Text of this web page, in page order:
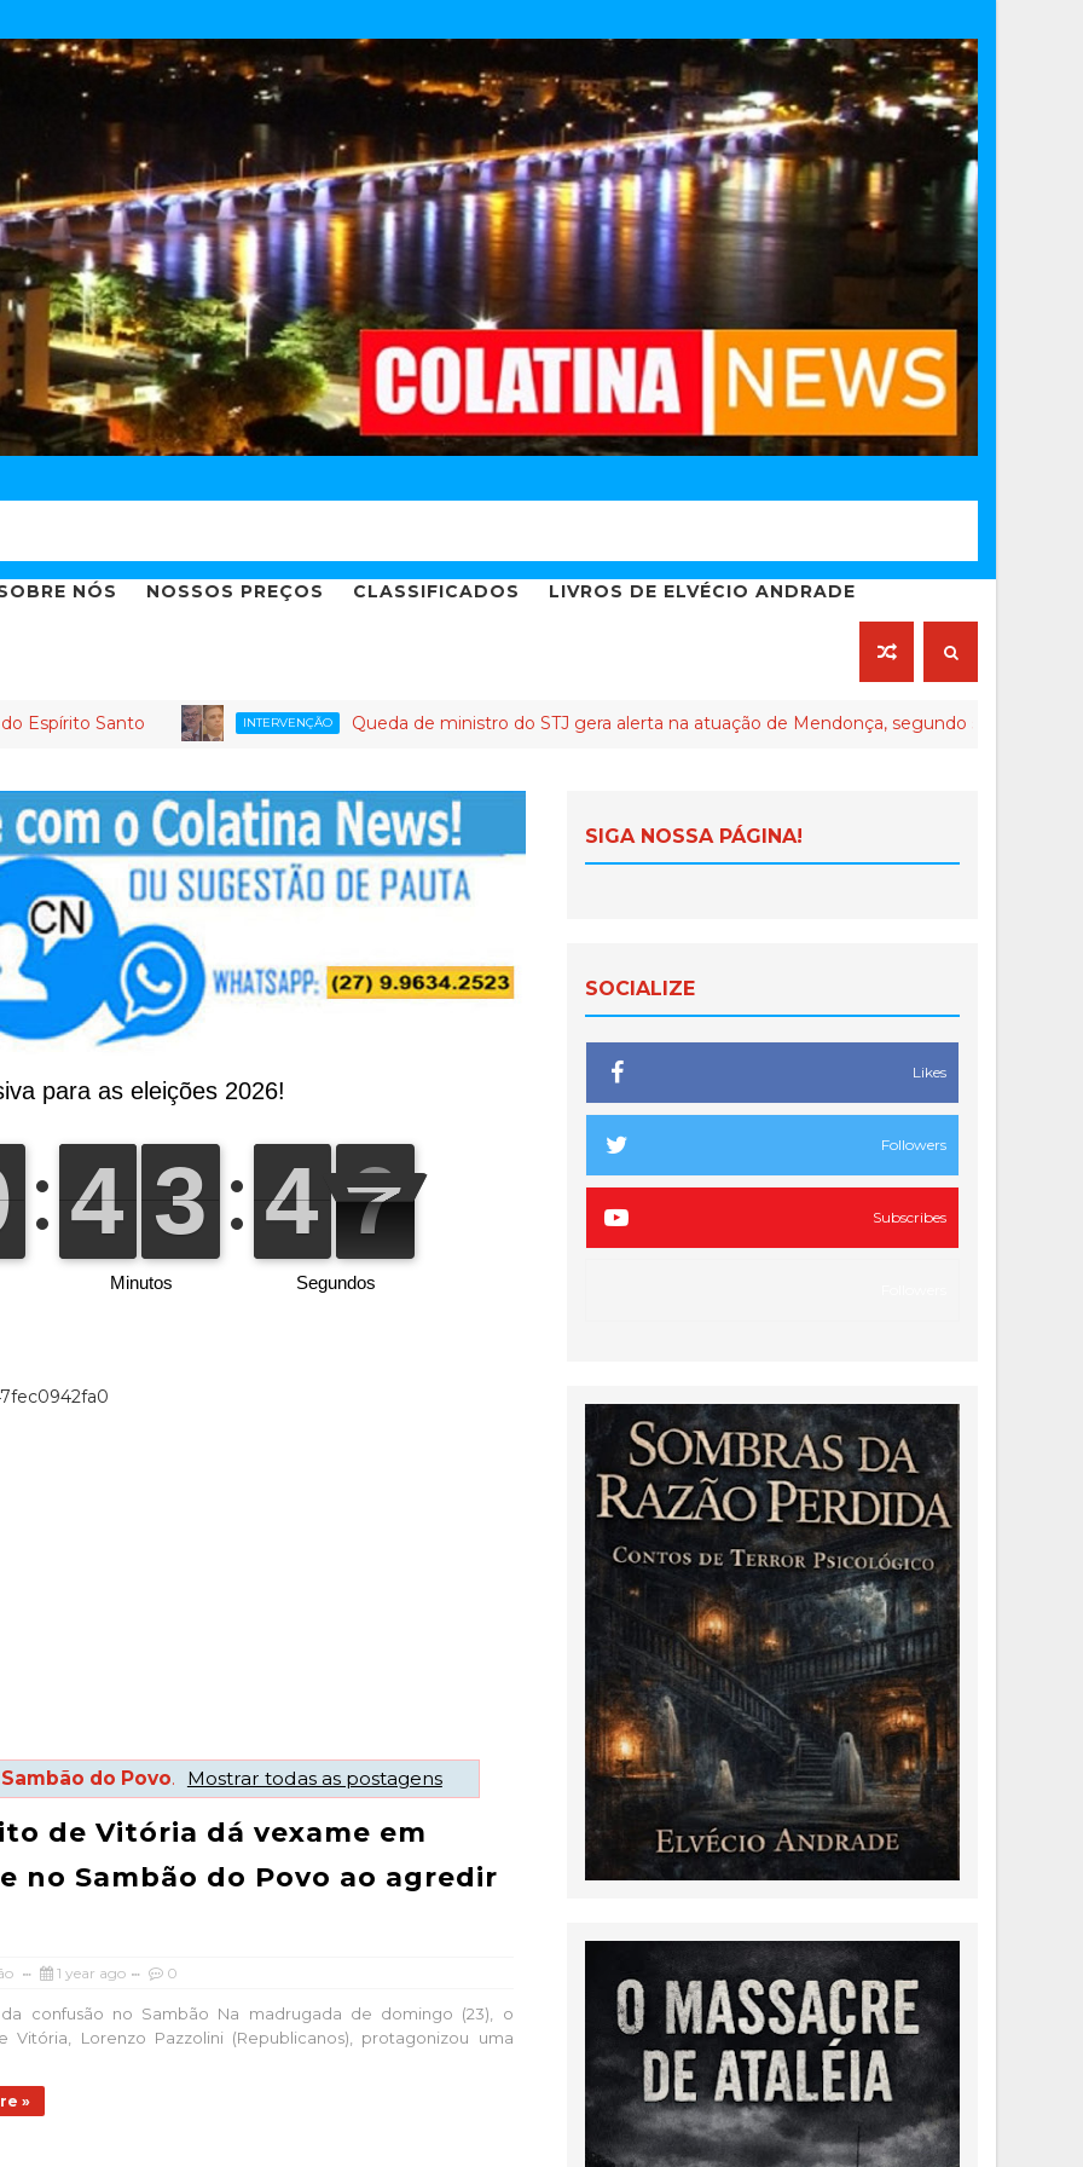
NÓS NOSSOS PREÇOS CLASSIFICADOS LIVROS DE ELVÉCIO ANDRADE
Santo INTERVENÇÃO Queda de ministro do STJ gera alerta na atuação de Mendonça, segundo seus críticos
Sambão do Povo. Mostrar todas as postagens
de Vitória dá vexame em
no Sambão do Povo ao agredir
1 year ago 0
confusão no Sambão Na madrugada de domingo (23), o
Vitória, Lorenzo Pazzolini (Republicanos), protagonizou uma
»
SIGA NOSSA PÁGINA!
SOCIALIZE
Likes
Followers
Subscribes